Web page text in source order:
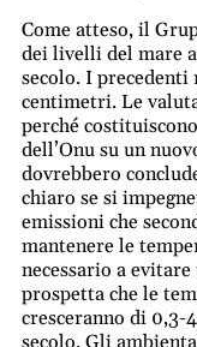
Come atteso, il
dei livelli del mare
secolo. I
centimetri. Le
perché
dell’Onu su un
dovrebbero
chiaro se si
emissioni che
mantenere le
necessario a
prospetta che le
cresceranno di 0,3-
secolo. Gli